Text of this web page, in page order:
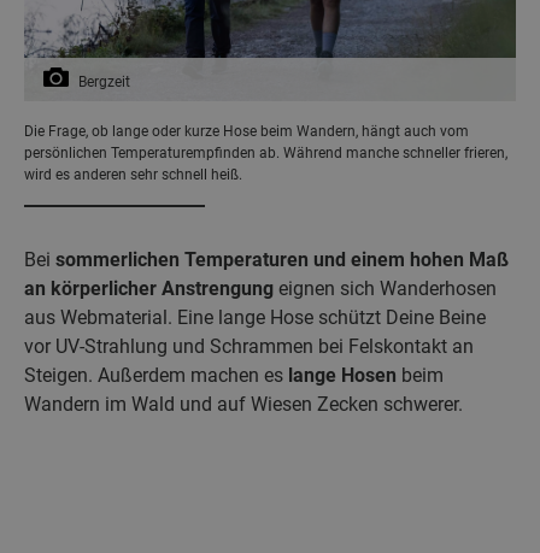
Bergzeit
Die Frage, ob lange oder kurze Hose beim Wandern, hängt auch vom
persönlichen Temperaturempfinden ab. Während manche schneller frieren,
wird es anderen sehr schnell heiß.
Bei sommerlichen Temperaturen und einem hohen Maß
an körperlicher Anstrengung eignen sich Wanderhosen
aus Webmaterial. Eine lange Hose schützt Deine Beine
vor UV-Strahlung und Schrammen bei Felskontakt an
Steigen. Außerdem machen es lange Hosen beim
Wandern im Wald und auf Wiesen Zecken schwerer.